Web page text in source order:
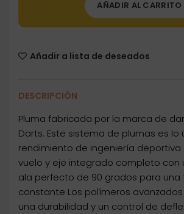
AÑADIR AL CARRITO
Añadir a lista de deseados
DESCRIPCIÓN
Pluma fabricada por la marca de
Darts. Este sistema de plumas es lo
rendimiento de ingeniería deportiva
vuelo y eje integrado completo con
ala perfecto de 90 grados para una
constante Los polímeros
una durabilidad y un control de